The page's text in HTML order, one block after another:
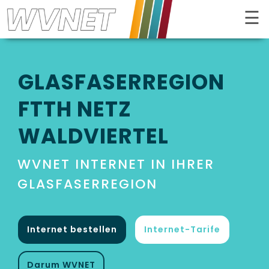
Kontrast
INTERNET
☰
GLASFASER­REGION
FTTH NETZ
WALDVIERTEL
WVNET INTERNET IN IHRER
GLAS­FASERREGION
Internet bestellen Internet-Tarife
Darum WVNET